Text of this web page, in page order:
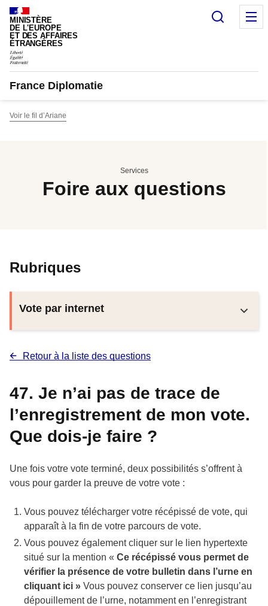
Panneau de gestion des cookies
MINISTÈRE
DE L'EUROPE
ET DES AFFAIRES
ÉTRANGÈRES
France Diplomatie
Voir le fil d’Ariane
Services
Foire aux questions
Rubriques
Vote par internet
Retour à la liste des questions
47. Je n’ai pas de trace de
l’enregistrement de mon vote.
Que dois-je faire ?
Une fois votre vote terminé, deux possibilités s’offrent à
vous pour garder la preuve de votre vote :
Vous pouvez télécharger votre récépissé de vote, qui
apparaît à la fin de votre parcours de vote.
Vous pouvez égalementcliquer sur le lien hypertexte
situé sur la mention « Ce récépissé vous permet de
vérifier la présence de votre bulletin dans l’urne en
cliquant ici » Vous pouvez conserver ce lien jusqu’au
dépouillement de l’urne, notamment en l’enregistrant